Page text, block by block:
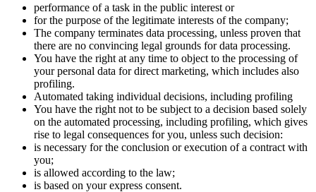
performance of a task in the public interest or
for the purpose of the legitimate interests of the company;
The company terminates data processing, unless proven that
there are no convincing legal grounds for data processing.
You have the right at any time to object to the processing of
your personal data for direct marketing, which includes also
profiling.
Automated taking individual decisions, including profiling
You have the right not to be subject to a decision based solely
on the automated processing, including profiling, which gives
rise to legal consequences for you, unless such decision:
is necessary for the conclusion or execution of a contract with
you;
is allowed according to the law;
is based on your express consent.